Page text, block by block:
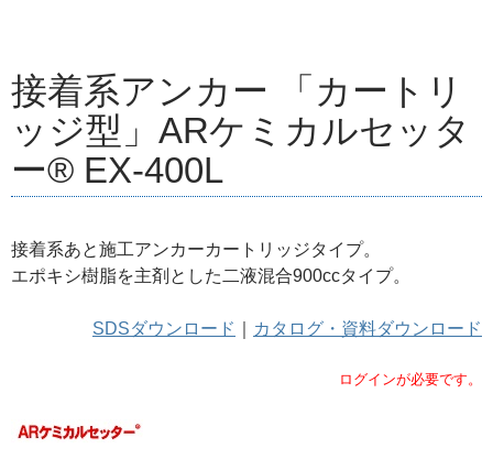
接着系アンカー 「カートリ
ッジ型」ARケミカルセッタ
ー® EX-400L
接着系あと施工アンカーカートリッジタイプ。
エポキシ樹脂を主剤とした二液混合900ccタイプ。
SDSダウンロード カタログ・資料ダウンロード
ログインが必要です。